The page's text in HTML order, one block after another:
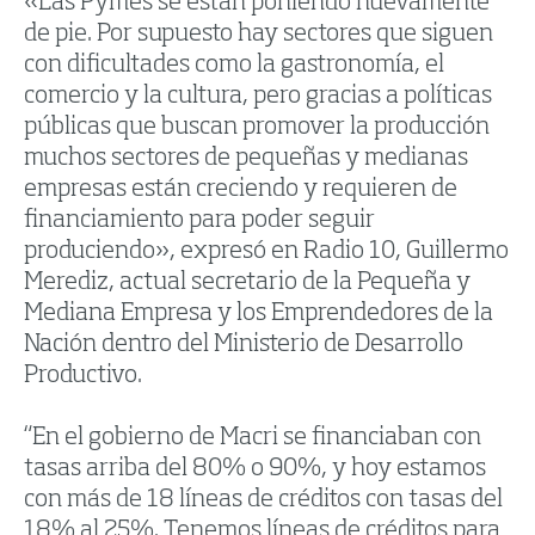
de pie. Por supuesto hay sectores que siguen
con dificultades como la gastronomía, el
comercio y la cultura, pero gracias a políticas
públicas que buscan promover la producción
muchos sectores de pequeñas y medianas
empresas están creciendo y requieren de
financiamiento para poder seguir
produciendo», expresó en Radio 10, Guillermo
Merediz, actual secretario de la Pequeña y
Mediana Empresa y los Emprendedores de la
Nación dentro del Ministerio de Desarrollo
Productivo.
“En el gobierno de Macri se financiaban con
tasas arriba del 80% o 90%, y hoy estamos
con más de 18 líneas de créditos con tasas del